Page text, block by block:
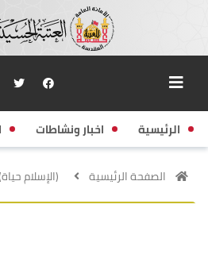
الرئيسية اخبار ونشاطات
الصفحة الرئيسية (الإسلام